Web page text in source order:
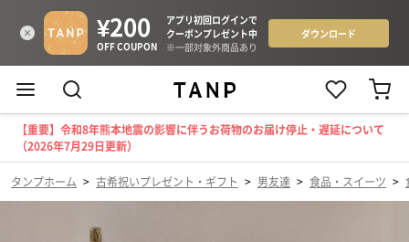
【重要】令和8年熊本地震の影響に伴うお荷物のお届け停止・遅延について
（2026年7月29日更新）
タンプホーム > 古希祝いプレゼント・ギフト > 男友達 > 食品・スイーツ >